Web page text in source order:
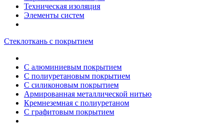
Техническая изоляция
Элементы систем
Стеклоткань с покрытием
С алюминиевым покрытием
С полиуретановым покрытием
С силиконовым покрытием
Армированная металлической нитью
Кремнеземная с полиуретаном
С графитовым покрытием